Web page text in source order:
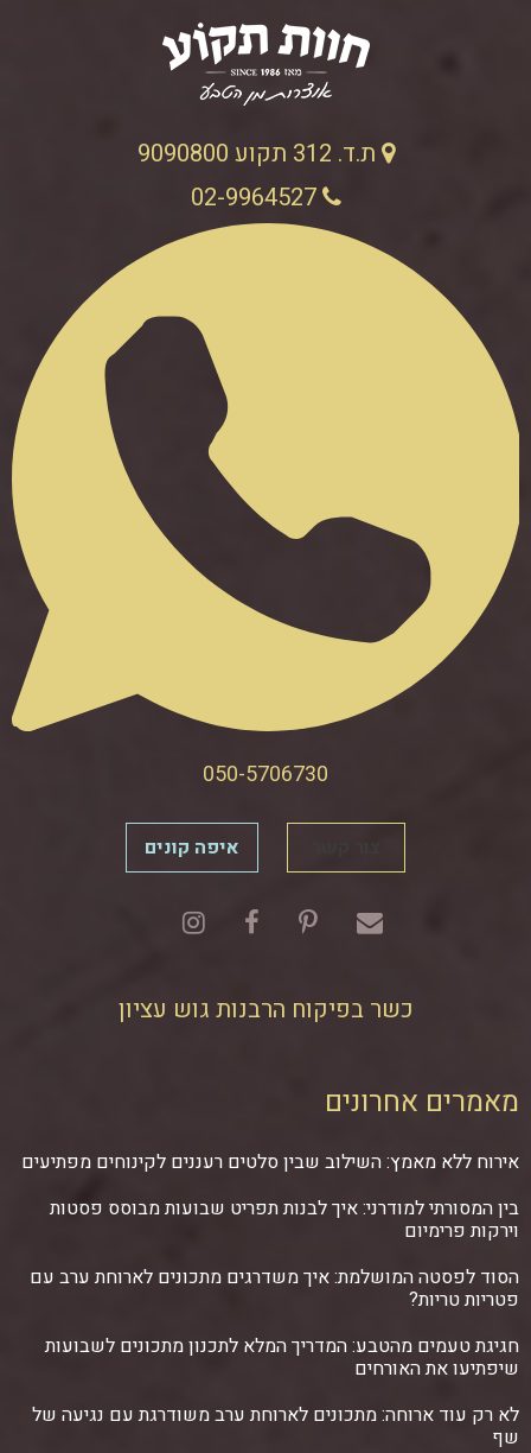
ת.ד. 312 תקוע 9090800
02-9964527
050-5706730
איפה קונים
כשר בפיקוח הרבנות גוש עציון
מאמרים אחרונים
אירוח ללא מאמץ: השילוב שבין סלטים רעננים לקינוחים מפתיעים
בין המסורתי למודרני: איך לבנות תפריט שבועות מבוסס פסטות
וירקות פרימיום
הסוד לפסטה המושלמת: איך משדרגים מתכונים לארוחת ערב עם
פטריות טריות?
חגיגת טעמים מהטבע: המדריך המלא לתכנון מתכונים לשבועות
שיפתיעו את האורחים
לא רק עוד ארוחה: מתכונים לארוחת ערב משודרגת עם נגיעה של
שף